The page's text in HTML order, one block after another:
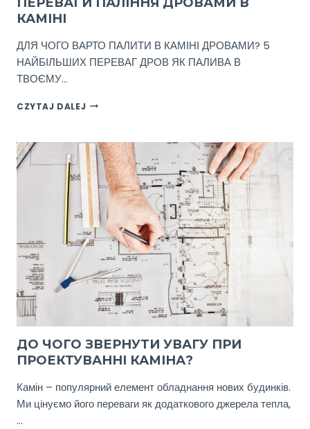
КАМІНІ
ДЛЯ ЧОГО ВАРТО ПАЛИТИ В КАМІНІ ДРОВАМИ? 5
НАЙБІЛЬШИХ ПЕРЕВАГ ДРОВ ЯК ПАЛИВА В
ТВОЄМУ…
CZYTAJ DALEJ ПЕРЕВАГИ
В
КАМІНІ
ДО ЧОГО ЗВЕРНУТИ УВАГУ ПРИ
ПРОЕКТУВАННІ КАМІНА?
Камін – популярний елемент обладнання нових будинків.
Ми цінуємо його переваги як додаткового джерела тепла,
…